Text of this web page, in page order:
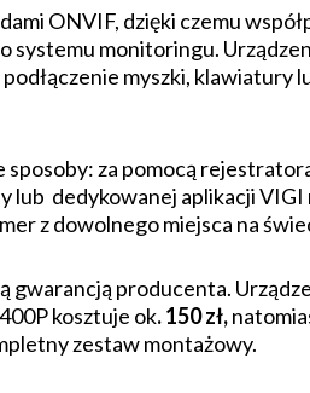
ONVIF, dzięki czemu
monitoringu.
myszki, klawiatury
sposoby: za pomocą
dedykowanej aplikacji
z dowolnego miejsca na
gwarancją producenta.
kosztuje ok. 150 zł,
zestaw montażowy.